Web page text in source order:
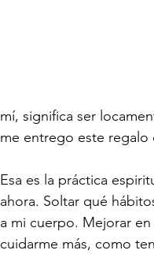
mí, significa ser
me entrego este regalo
Esa es la práctica
ahora. Soltar qué
a mi cuerpo. Mejorar
cuidarme más, como